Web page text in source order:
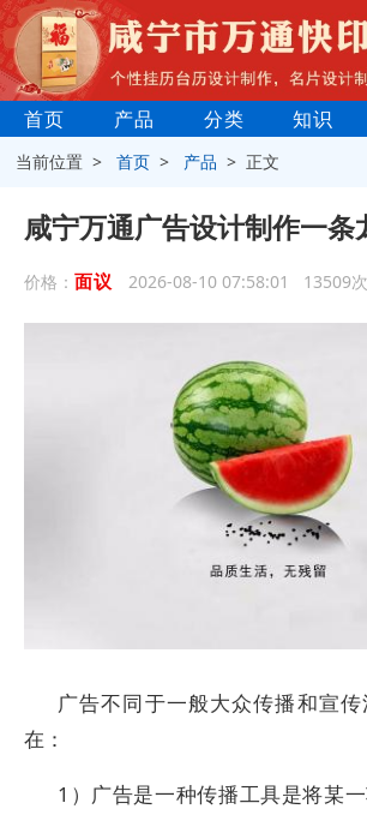
首页 产品 分类 知识
当前位置 >首页 > 产品 > 正文
咸宁万通广告设计制作一条
价格： 面议 2026-08-10 07:58:01 13509
广告不同于一般大众传播和宣
在：
1）广告是一种传播工具是将某